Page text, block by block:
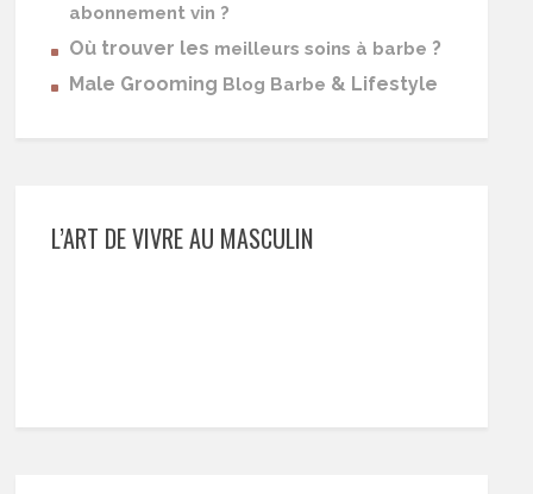
abonnement vin ?
Où trouver les meilleurs soins à barbe ?
Male Grooming Blog Barbe & Lifestyle
L’ART DE VIVRE AU MASCULIN